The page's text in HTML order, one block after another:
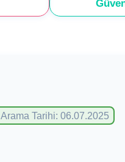
Arama Tarihi: 06.07.2025